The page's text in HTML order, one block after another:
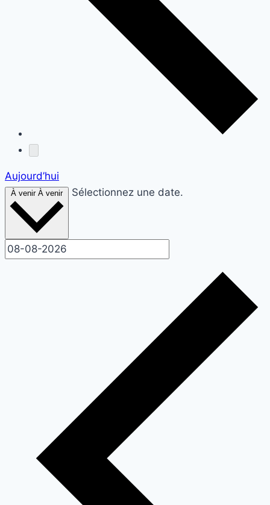
Aujourd’hui
À venir À venir Sélectionnez une date.